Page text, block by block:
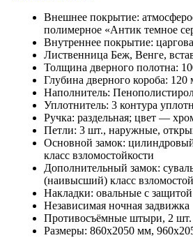
Внешнее покрытие:
полимерное «Антик темное
Внутреннее покрытие:
Лиственница Беж, Венге,
Толщина дверного полотна:
Глубина дверного короба: 120
Наполнитель:
Уплотнитель: 3 контура
Ручка: раздельная; цвет —
Петли: 3 шт., наружные,
Основной замок:
класс взломостойкости
Дополнительный замок:
(наивысший) класс
Накладки: овальные с
Независимая ночная задвижка
Противосъёмные штыри, 2 шт.
Размеры: 860х2050 мм,